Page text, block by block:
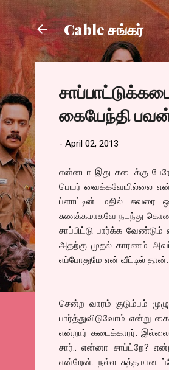
Cable சங்கர்
கையேந்தி
- April 02, 2013
என்னடா இது கடைக்கு
பெயர் வைக்கவேயில்லை
ப்ளாட்டின் மதில் சுவரை
சுணக்கமாகவே நடந்து
சாப்பிட்டு பார்க்க
அதற்கு முதல் காரணம்
எப்போதுமே என் வீட்டில்
சென்ற வாரம் குடும்பம்
பார்த்துவிடுவோம் என்று
என்றார் கடைக்காரர். இல்லை
சார்.. என்னா சாப்ட்றே?
என்றேன். நல்ல சுத்தமான